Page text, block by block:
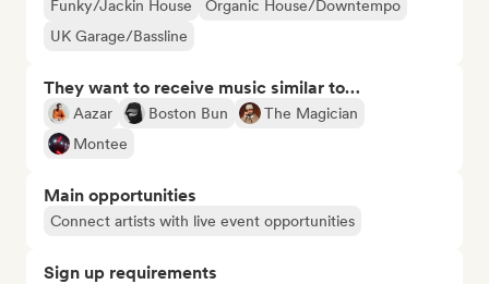
Funky/Jackin House
Organic House/Downtempo
UK Garage/Bassline
They want to receive music similar to…
Aazar Boston Bun
The Magician
Montee
Main opportunities
Connect artists with live event opportunities
Sign up requirements